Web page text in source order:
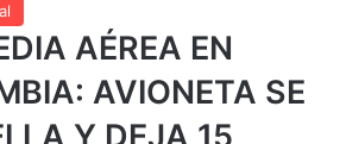
AÉREA EN
AVIONETA SE